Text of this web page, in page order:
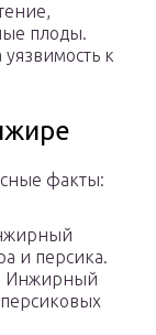
плоды.
к
факты:
и персика.
Инжирный